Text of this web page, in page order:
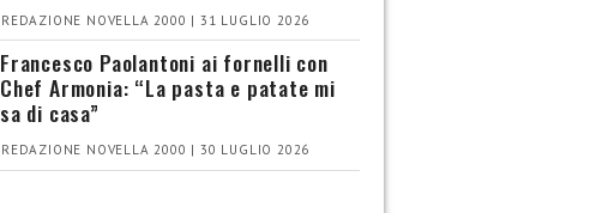
REDAZIONE NOVELLA 2000 | 31 LUGLIO 2026
Francesco Paolantoni ai fornelli con
Chef Armonia: “La pasta e patate mi
sa di casa”
REDAZIONE NOVELLA 2000 | 30 LUGLIO 2026